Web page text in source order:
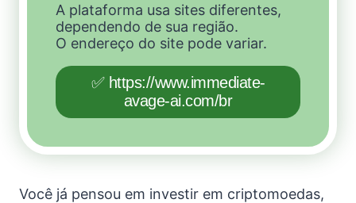
A plataforma usa sites diferentes,
dependendo de sua região.
O endereço do site pode variar.
✅ https://www.immediate-
avage-ai.com/br
Você já pensou em investir em criptomoedas,